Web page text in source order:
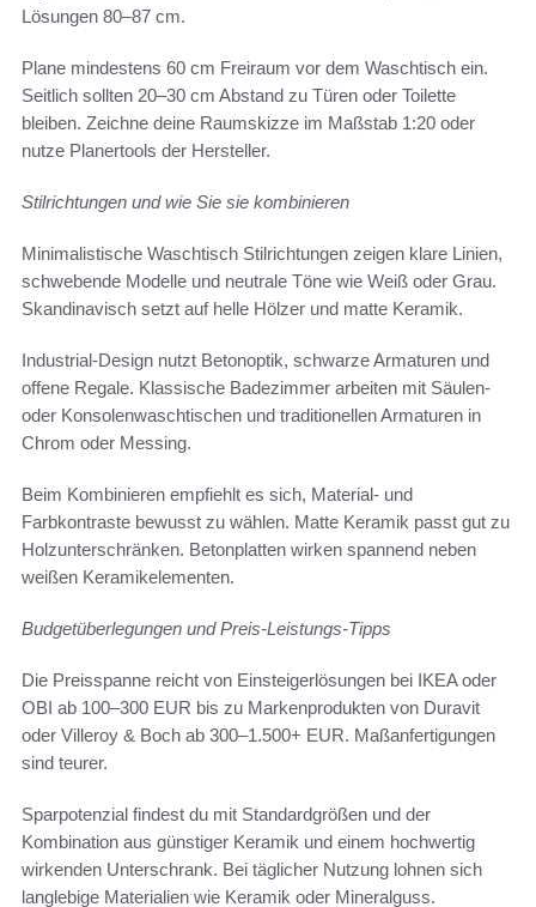
Lösungen 80–87 cm.
Plane mindestens 60 cm Freiraum vor dem Waschtisch ein.
Seitlich sollten 20–30 cm Abstand zu Türen oder Toilette
bleiben. Zeichne deine Raumskizze im Maßstab 1:20 oder
nutze Planertools der Hersteller.
Stilrichtungen und wie Sie sie kombinieren
Minimalistische Waschtisch Stilrichtungen zeigen klare Linien,
schwebende Modelle und neutrale Töne wie Weiß oder Grau.
Skandinavisch setzt auf helle Hölzer und matte Keramik.
Industrial-Design nutzt Betonoptik, schwarze Armaturen und
offene Regale. Klassische Badezimmer arbeiten mit Säulen-
oder Konsolenwaschtischen und traditionellen Armaturen in
Chrom oder Messing.
Beim Kombinieren empfiehlt es sich, Material- und
Farbkontraste bewusst zu wählen. Matte Keramik passt gut zu
Holzunterschränken. Betonplatten wirken spannend neben
weißen Keramikelementen.
Budgetüberlegungen und Preis-Leistungs-Tipps
Die Preisspanne reicht von Einsteigerlösungen bei IKEA oder
OBI ab 100–300 EUR bis zu Markenprodukten von Duravit
oder Villeroy & Boch ab 300–1.500+ EUR. Maßanfertigungen
sind teurer.
Sparpotenzial findest du mit Standardgrößen und der
Kombination aus günstiger Keramik und einem hochwertig
wirkenden Unterschrank. Bei täglicher Nutzung lohnen sich
langlebige Materialien wie Keramik oder Mineralguss.